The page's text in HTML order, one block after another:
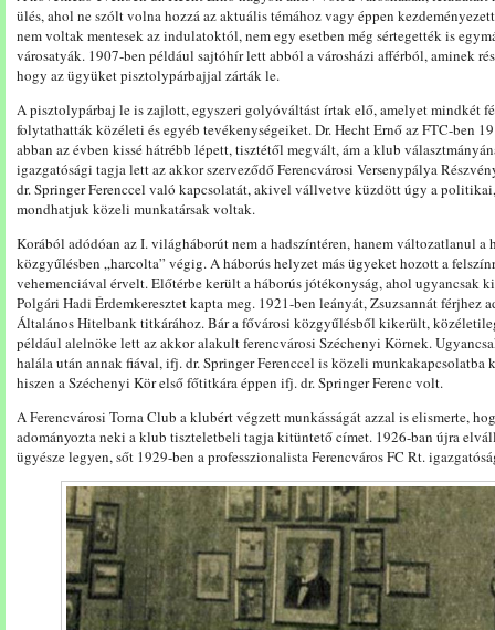
ülés, ahol ne szólt volna hozzá az aktuális témához vagy éppen
nem voltak mentesek az indulatoktól, nem egy esetben még sértegették is
városatyák. 1907-ben például sajtóhír lett abból a városházi afférból, aminek
hogy az ügyüket pisztolypárbajjal zárták le.
A pisztolypárbaj le is zajlott, egyszeri golyóváltást írtak elő, amelyet mindkét
folytathatták közéleti és egyéb tevékenységeiket. Dr. Hecht Ernő az FTC-ben
abban az évben kissé hátrébb lépett, tisztétől megvált, ám a klub
igazgatósági tagja lett az akkor szerveződő Ferencvárosi Versenypálya
dr. Springer Ferenccel való kapcsolatát, akivel vállvetve küzdött úgy a
mondhatjuk közeli munkatársak voltak.
Korából adódóan az I. világháborút nem a hadszíntéren, hanem változatlanul a
közgyűlésben „harcolta” végig. A háborús helyzet más ügyeket hozott a
vehemenciával érvelt. Előtérbe került a háborús jótékonyság, ahol ugyancsak
Polgári Hadi Érdemkeresztet kapta meg. 1921-ben leányát, Zsuzsannát férjhez
Általános Hitelbank titkárához. Bár a fővárosi közgyűlésből kikerült,
például alelnöke lett az akkor alakult ferencvárosi Széchenyi Körnek.
halála után annak fiával, ifj. dr. Springer Ferenccel is közeli munkakapcsolatba
hiszen a Széchenyi Kör első főtitkára éppen ifj. dr. Springer Ferenc volt.
A Ferencvárosi Torna Club a klubért végzett munkásságát azzal is elismerte,
adományozta neki a klub tiszteletbeli tagja kitüntető címet. 1926-ban újra
ügyésze legyen, sőt 1929-ben a professzionalista Ferencváros FC Rt.